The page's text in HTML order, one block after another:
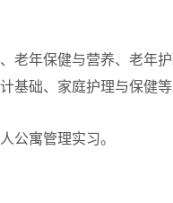
年保健与营养、老年
基础、家庭护理与保健等
寓管理实习。